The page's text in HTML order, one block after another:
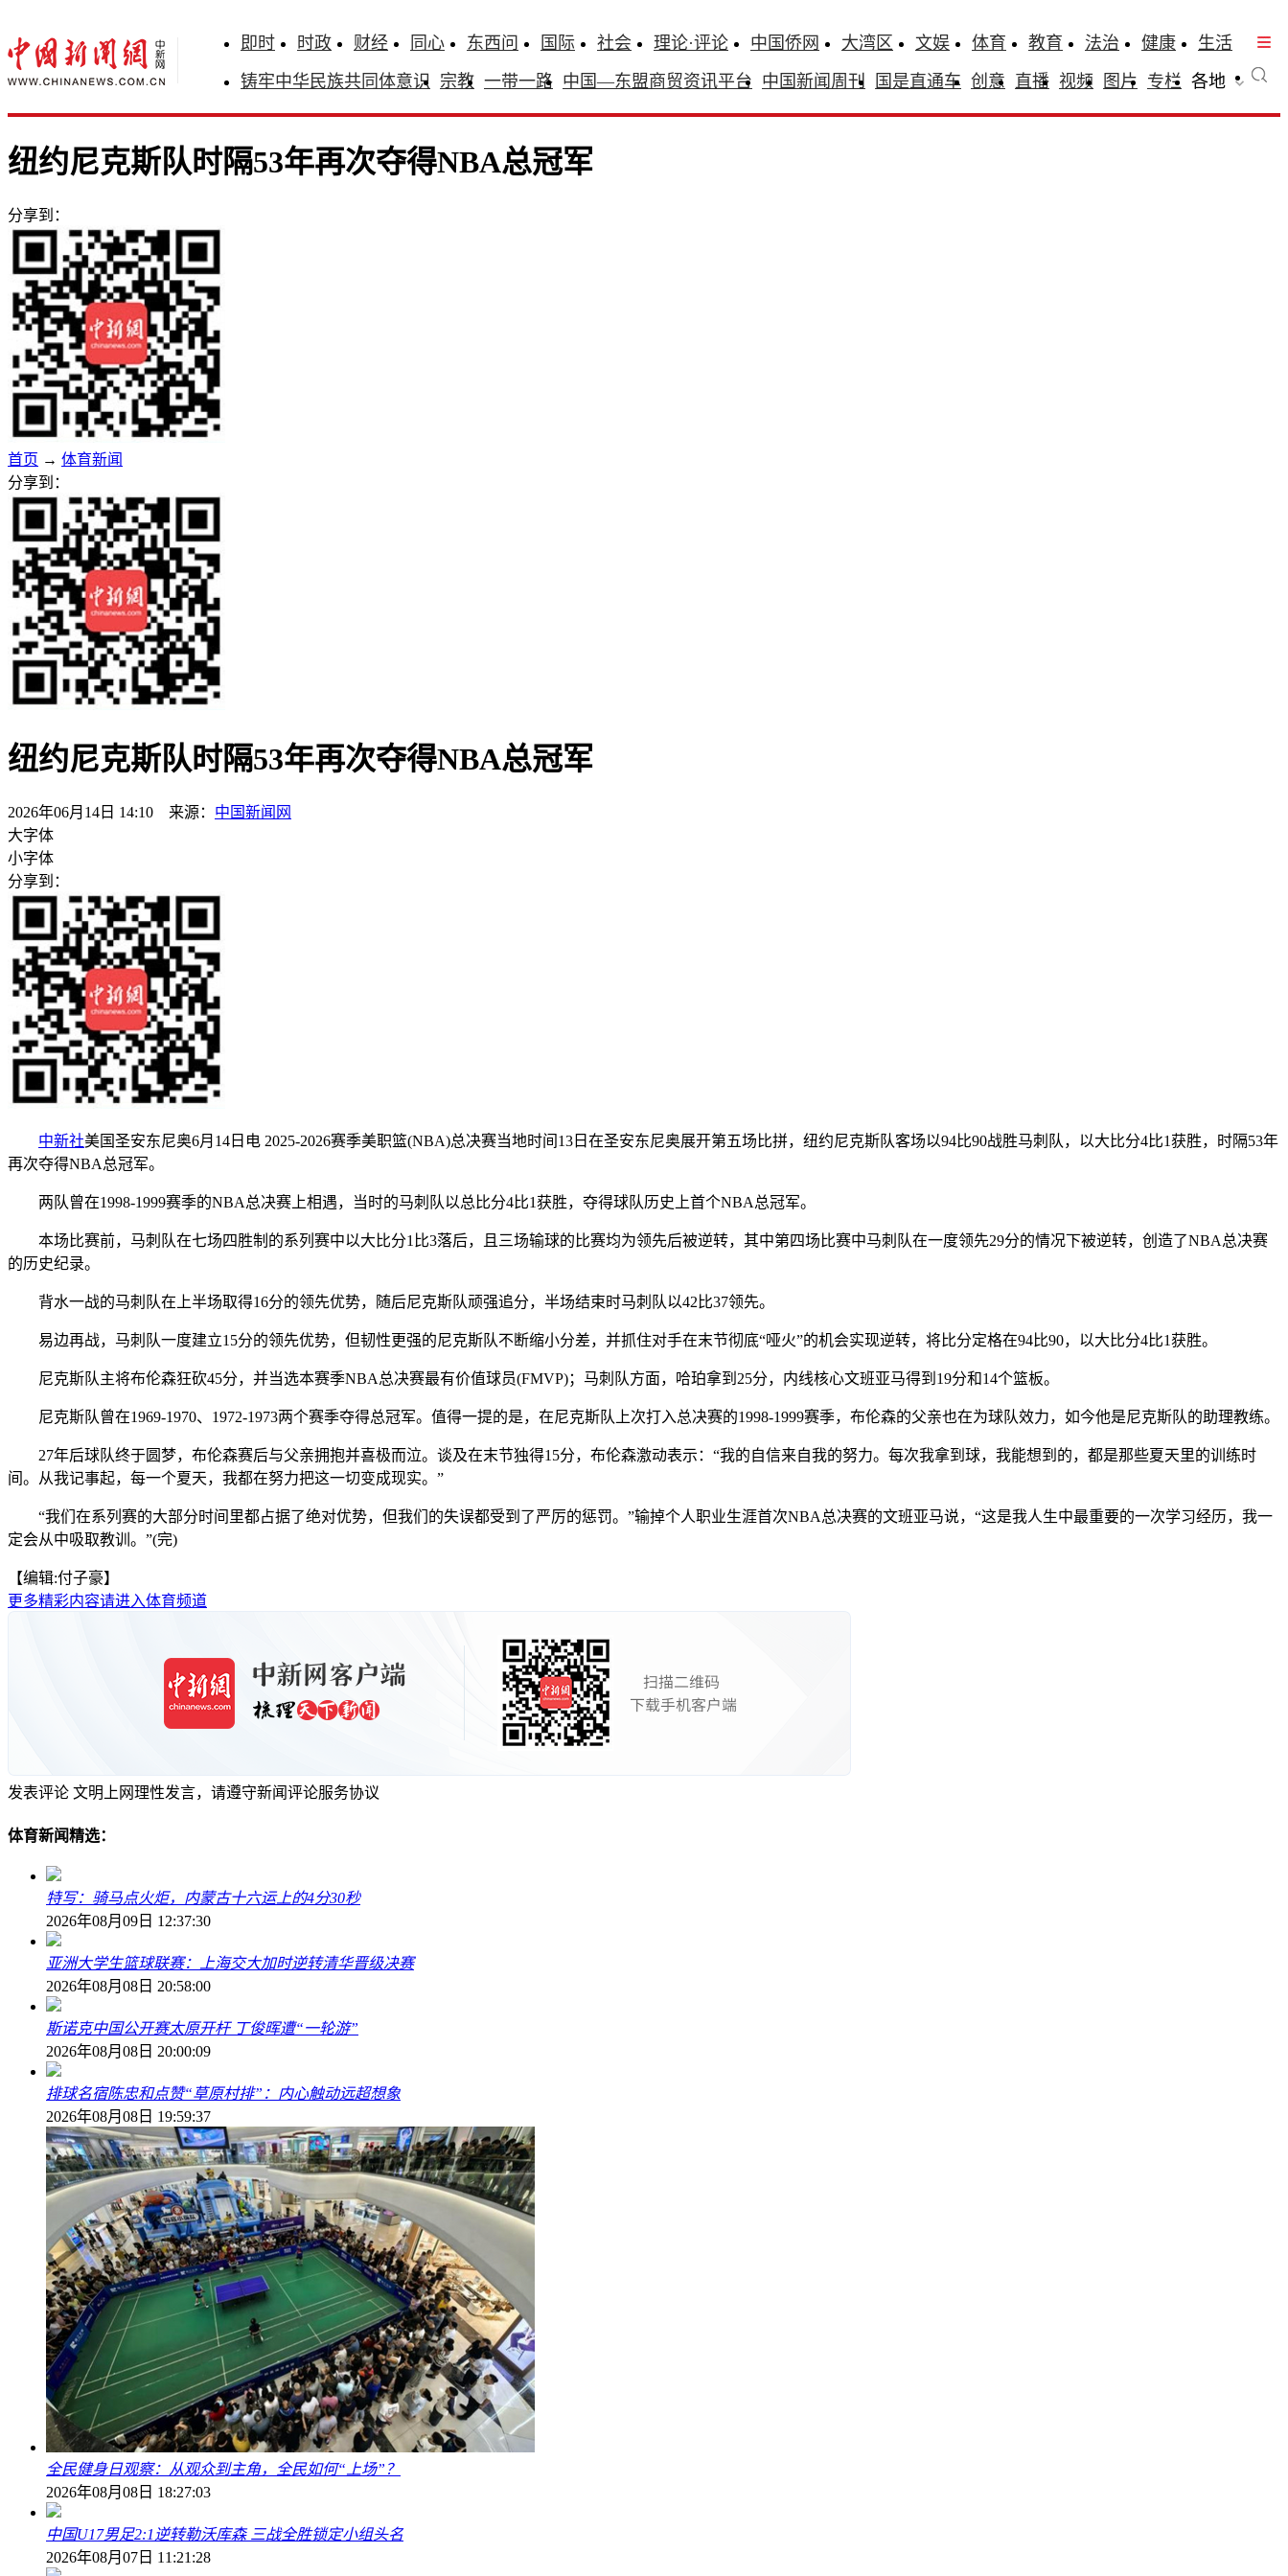
即时 时政 财经 同心 东西问 国际 社会 理论·评论 中国侨网 大湾区 文娱 体育 教育 法治 健康
生活
铸牢中华民族共同体意识 宗教 一带一路 中国—东盟商贸资讯平台 中国新闻周刊 国是直通车 创意 直播 视频 图片 专栏 各地
纽约尼克斯队时隔53年再次夺得NBA总冠军
分享到：
首页 → 体育新闻
分享到：
纽约尼克斯队时隔53年再次夺得NBA总冠军
2026年06月14日 14:10 来源： 中国新闻网
大字体
小字体
分享到：
中新社美国圣安东尼奥6月14日电 2025-2026赛季美职篮(NBA)总决赛当地时间13日在圣安东尼奥展开第五场比拼，纽约尼克斯队客场以94比90战胜马刺队，以大比分4比1获胜，时隔53年
再次夺得NBA总冠军。
两队曾在1998-1999赛季的NBA总决赛上相遇，当时的马刺队以总比分4比1获胜，夺得球队历史上首个NBA总冠军。
本场比赛前，马刺队在七场四胜制的系列赛中以大比分1比3落后，且三场输球的比赛均为领先后被逆转，其中第四场比赛中马刺队在一度领先29分的情况下被逆转，创造了NBA总决赛
的历史纪录。
背水一战的马刺队在上半场取得16分的领先优势，随后尼克斯队顽强追分，半场结束时马刺队以42比37领先。
易边再战，马刺队一度建立15分的领先优势，但韧性更强的尼克斯队不断缩小分差，并抓住对手在末节彻底“哑火”的机会实现逆转，将比分定格在94比90，以大比分4比1获胜。
尼克斯队主将布伦森狂砍45分，并当选本赛季NBA总决赛最有价值球员(FMVP)；马刺队方面，哈珀拿到25分，内线核心文班亚马得到19分和14个篮板。
尼克斯队曾在1969-1970、1972-1973两个赛季夺得总冠军。值得一提的是，在尼克斯队上次打入总决赛的1998-1999赛季，布伦森的父亲也在为球队效力，如今他是尼克斯队的助理教练。
27年后球队终于圆梦，布伦森赛后与父亲拥抱并喜极而泣。谈及在末节独得15分，布伦森激动表示：“我的自信来自我的努力。每次我拿到球，我能想到的，都是那些夏天里的训练时
间。从我记事起，每一个夏天，我都在努力把这一切变成现实。”
“我们在系列赛的大部分时间里都占据了绝对优势，但我们的失误都受到了严厉的惩罚。”输掉个人职业生涯首次NBA总决赛的文班亚马说，“这是我人生中最重要的一次学习经历，我一
定会从中吸取教训。”(完)
【编辑:付子豪】
更多精彩内容请进入体育频道
发表评论 文明上网理性发言，请遵守新闻评论服务协议
体育新闻精选：
特写：骑马点火炬，内蒙古十六运上的4分30秒
2026年08月09日 12:37:30
亚洲大学生篮球联赛：上海交大加时逆转清华晋级决赛
2026年08月08日 20:58:00
斯诺克中国公开赛太原开杆 丁俊晖遭“一轮游”
2026年08月08日 20:00:09
排球名宿陈忠和点赞“草原村排”：内心触动远超想象
2026年08月08日 19:59:37
全民健身日观察：从观众到主角，全民如何“上场”？
2026年08月08日 18:27:03
中国U17男足2:1逆转勒沃库森 三战全胜锁定小组头名
2026年08月07日 11:21:28